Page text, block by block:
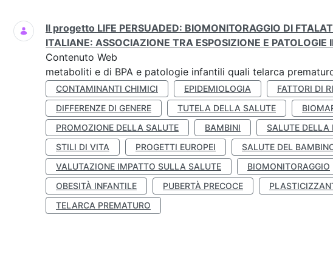
Ricerca
Il progetto LIFE PERSUADED: BIOMONITORAGGIO DI
ITALIANE: ASSOCIAZIONE TRA ESPOSIZIONE E PATOLOGIE
Contenuto Web
metaboliti e di BPA e patologie infantili quali telarca
CONTAMINANTI CHIMICI EPIDEMIOLOGIA
FATTORI DI
DIFFERENZE DI GENERE
TUTELA DELLA SALUTE
PROMOZIONE DELLA SALUTE
BAMBINI
SALUTE DELLA
STILI DI VITA
PROGETTI EUROPEI
SALUTE DEL
VALUTAZIONE IMPATTO SULLA SALUTE
BIOMONITORAGGIO
OBESITÀ INFANTILE
PUBERTÀ PRECOCE
TELARCA PREMATURO